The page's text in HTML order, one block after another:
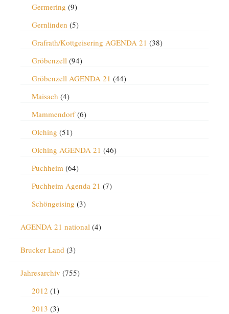
Germering (9)
Gernlinden (5)
Grafrath/Kottgeisering AGENDA 21 (38)
Gröbenzell(94)
Gröbenzell AGENDA 21 (44)
Maisach (4)
Mammendorf(6)
Olching (51)
Olching AGENDA 21 (46)
Puchheim(64)
Puchheim Agenda 21 (7)
Schöngeising (3)
AGENDA 21 national(4)
Brucker Land (3)
Jahresarchiv (755)
2012 (1)
2013 (3)